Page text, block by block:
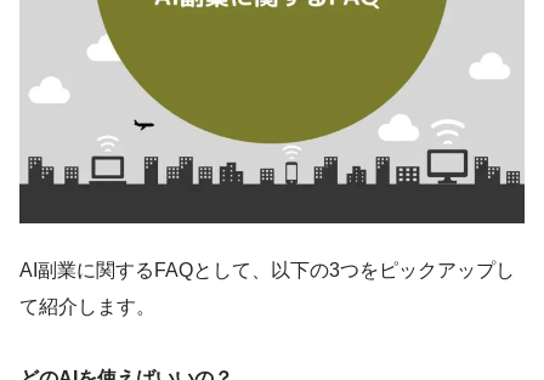
AI副業に関するFAQとして、以下の3つをピックアップし
て紹介します。